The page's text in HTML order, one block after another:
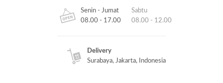
Senin - Jumat
08.00 - 17.00
Sabtu
08.00 - 12.00
Delivery
Surabaya, Jakarta, Indonesia